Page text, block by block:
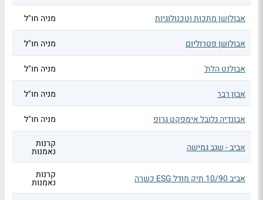
אבולושן מתכות וטכנולוגיות מניה חו"ל
אבולושן פטרוליום מניה חו"ל
אבולנט הלת' מניה חו"ל
אבון רבר מניה חו"ל
אבונדיה גלובל אימפקט גרופ מניה חו"ל
אביב - שגב גמישה קרנות
נאמנות
אביב 10/90 תיק מודל ESG כשרה קרנות
נאמנות